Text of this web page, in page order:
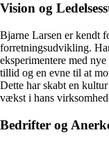
Vision og
Bjarne Larsen er kendt
forretningsudvikling.
eksperimentere med
tillid og en evne til at
Dette har skabt en
vækst i hans
Bedrifter og